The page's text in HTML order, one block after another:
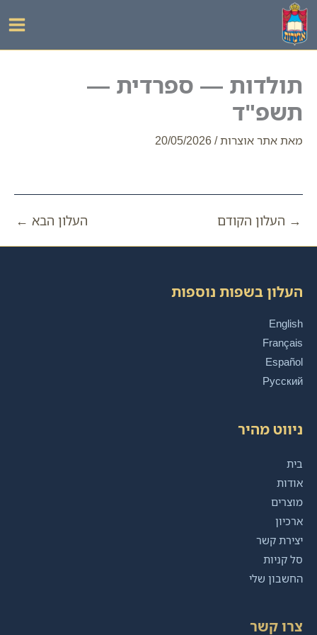
דילוג
לתוכן
תולדות — ספרדית —
תשפ"ד
מאתאתר אוצרות/
20/05/2026
→ העלון הקודם העלון הבא ←
העלון בשפות נוספות
English
Français
Español
Русский
ניווט מהיר
בית
אודות
מוצרים
ארכיון
יצירת קשר
סל קניות
החשבון שלי
צרו קשר